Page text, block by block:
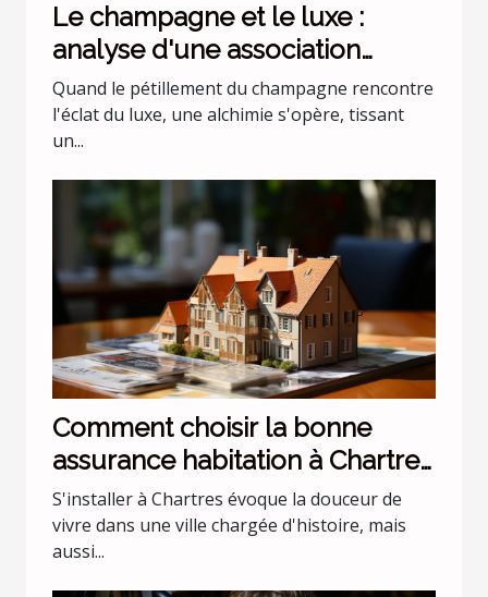
Le champagne et le luxe :
analyse d'une association
incontournable
Quand le pétillement du champagne rencontre
l'éclat du luxe, une alchimie s'opère, tissant
un...
Comment choisir la bonne
assurance habitation à Chartres
?
S'installer à Chartres évoque la douceur de
vivre dans une ville chargée d'histoire, mais
aussi...